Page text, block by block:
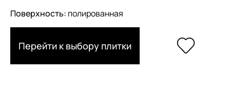
Поверхность: полированная
Перейти к выбору плитки